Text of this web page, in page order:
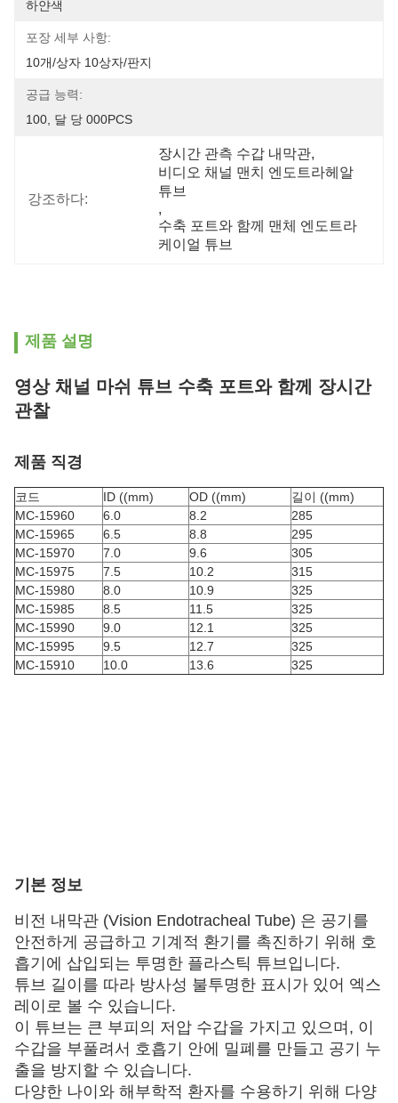
하얀색
포장 세부 사항:
10개/상자 10상자/판지
공급 능력:
100, 달 당 000PCS
강조하다:
장시간 관측 수갑 내막관,
비디오 채널 맨치 엔도트라헤알
튜브
,
수축 포트와 함께 맨체 엔도트라
케이얼 튜브
제품 설명
영상 채널 마쉬 튜브 수축 포트와 함께 장시간
관찰
제품 직경
코드 ID ((mm) OD ((mm)
길이 ((mm)
MC-15960
6.0 8.2
285
MC-15965
6.5 8.8
295
MC-15970
7.0 9.6
305
MC-15975
7.5 10.2
315
MC-15980
8.0 10.9
325
MC-15985
8.5 11.5
325
MC-15990
9.0 12.1
325
MC-15995
9.5 12.7
325
MC-15910
10.0 13.6 325
기본 정보
비전 내막관 (Vision Endotracheal Tube) 은 공기를
안전하게 공급하고 기계적 환기를 촉진하기 위해 호
흡기에 삽입되는 투명한 플라스틱 튜브입니다.
튜브 길이를 따라 방사성 불투명한 표시가 있어 엑스
레이로 볼 수 있습니다.
이 튜브는 큰 부피의 저압 수갑을 가지고 있으며, 이
수갑을 부풀려서 호흡기 안에 밀폐를 만들고 공기 누
출을 방지할 수 있습니다.
다양한 나이와 해부학적 환자를 수용하기 위해 다양